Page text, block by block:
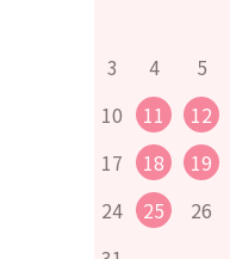
3
4 5
10
11 12
17
18 19
24
25 26